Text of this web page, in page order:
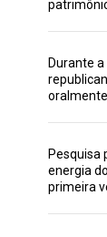
Durante
Pesquisa
energia
primeira